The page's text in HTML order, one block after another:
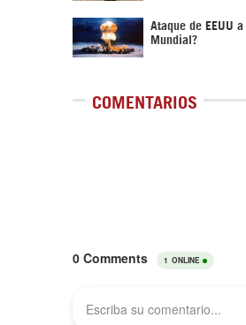
Ataque de EEUU
Mundial?
COMENTARIOS